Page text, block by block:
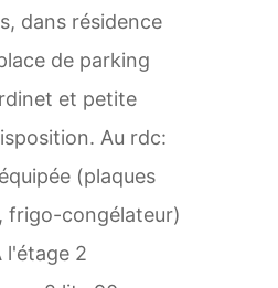
dans résidence
de parking
et petite
Au rdc:
(plaques
frigo-congélateur)
l'étage 2